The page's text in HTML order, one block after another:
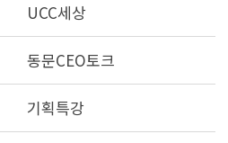
UCC세상
동문CEO토크
기획특강